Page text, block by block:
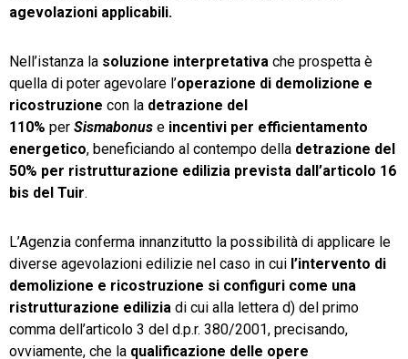
agevolazioni applicabili.
Nell’istanza la soluzione interpretativa che prospetta è
quella di poter agevolare l’operazione di demolizione e
ricostruzione con la detrazione del
110% per Sismabonus e incentivi per efficientamento
energetico, beneficiando al contempo della detrazione del
50% per ristrutturazione edilizia prevista dall’articolo 16
bis del Tuir.
L’Agenzia conferma innanzitutto la possibilità di applicare le
diverse agevolazioni edilizie nel caso in cui l’intervento di
demolizione e ricostruzione si configuri come una
ristrutturazione edilizia di cui alla lettera d) del primo
comma dell’articolo 3 del d.p.r. 380/2001, precisando,
ovviamente, che la qualificazione delle opere